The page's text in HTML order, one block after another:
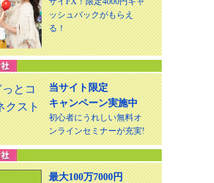
ッシュバックがもらえ
る！
当サイト限定
キャンペーン実施中
初心者にうれしい無料オ
ンラインセミナーが充実!
最大100万7000円